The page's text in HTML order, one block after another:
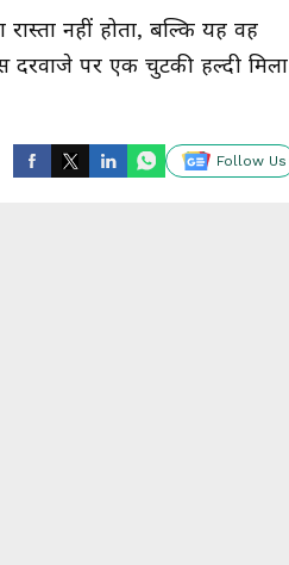
नहीं होता, बल्कि यह वह
दरवाजे पर एक चुटकी हल्दी मिला
Follow Us